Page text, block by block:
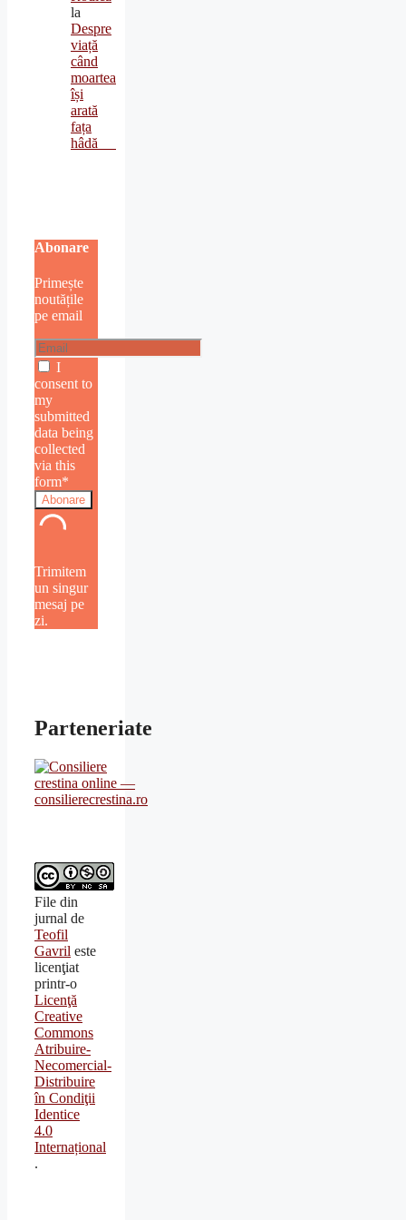
la
Despre
viață
când
moartea
își
arată
fața
hâdă
Abonare
Primește
noutățile
pe email
I
consent to
my
submitted
data being
collected
via this
form*
Trimitem
un singur
mesaj pe
zi.
Parteneriate
File din
jurnal de
Teofil
Gavril este
licenţiat
printr-o
Licenţă
Creative
Commons
Atribuire-
Necomercial-
Distribuire
în Condiţii
Identice
4.0
Internațional
.